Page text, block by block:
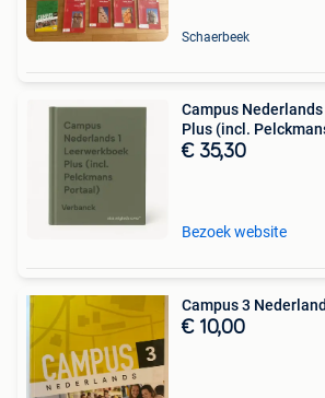
Schaerbeek
Campus
Plus (incl.
€ 35,30
Bezoek website
Campus 3
€ 10,00